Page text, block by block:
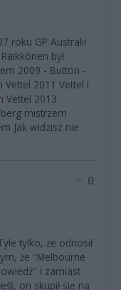
roku GP Australii
był
2009 - Button -
2011 Vettel i
Vettel 2013
mistrzem
Jak widzisz nie
0
tylko, że odnosił
że "Melbourne
i zamiast
on skupił się na